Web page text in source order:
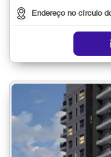
Endereço no círculo